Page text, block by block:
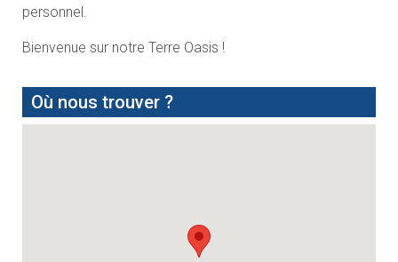
personnel.
Bienvenue sur notre Terre Oasis !
Où nous trouver ?